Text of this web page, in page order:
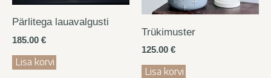
Pärlitega lauavalgusti
185.00 €
Lisa korvi
Trükimuster
125.00 €
Lisa korvi